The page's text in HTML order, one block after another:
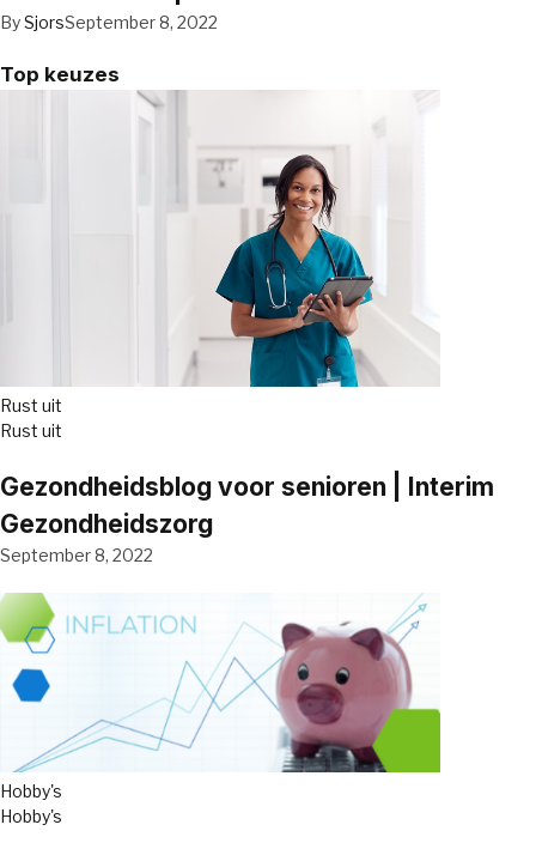
BySjorsSeptember 8, 2022
Top keuzes
Rust uit
Rust uit
Gezondheidsblog voor senioren | Interim
Gezondheidszorg
September 8, 2022
Hobby's
Hobby's